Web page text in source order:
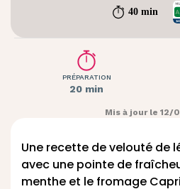
40 min
PRÉPARATION
20 min
Mis à jour le 12/
Une recette de velouté de
avec une pointe de
menthe et le fromage